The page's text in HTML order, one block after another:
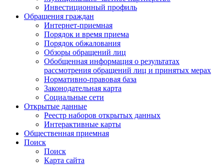
Инвестиционный профиль
Обращения граждан
Интернет-приемная
Порядок и время приема
Порядок обжалования
Обзоры обращений лиц
Обобщенная информация о результатах
рассмотрения обращений лиц и принятых мерах
Нормативно-правовая база
Законодательная карта
Социальные сети
Открытые данные
Реестр наборов открытых данных
Интерактивные карты
Общественная приемная
Поиск
Поиск
Карта сайта